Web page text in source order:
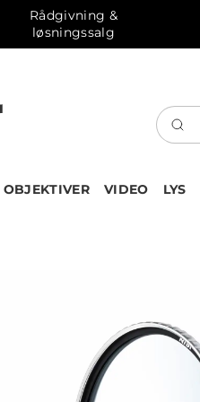
Rådgivning &
løsningssalg
OBJEKTIVER VIDEO LYS